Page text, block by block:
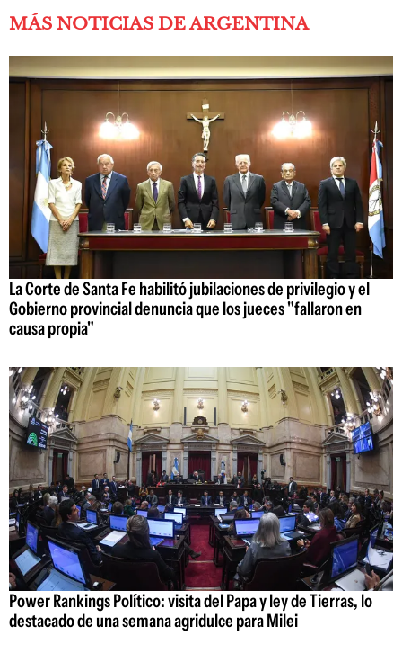
MÁS NOTICIAS DE ARGENTINA
La Corte de Santa Fe habilitó jubilaciones de privilegio y el
Gobierno provincial denuncia que los jueces "fallaron en
causa propia"
Power Rankings Político: visita del Papa y ley de Tierras, lo
destacado de una semana agridulce para Milei